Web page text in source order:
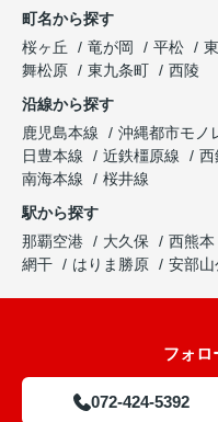
町名から探す
桜ヶ丘
竜が岡 平松
舞松原
東九条町
西陵
沿線から探す
鹿児島本線
沖縄都市モノ
日豊本線
近鉄橿原線 西
南海本線
桜井線
駅から探す
那覇空港
大久保 西熊本
網干
はりま勝原 安部山
フォロ
072-424-5392